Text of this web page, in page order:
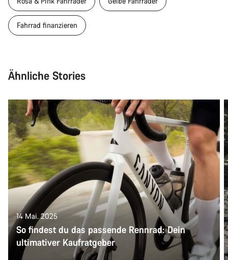
Fahrrad finanzieren
Ähnliche Stories
14 Mai. 2025
So findest du das passende Rennrad: Dein
ultimativer Kaufratgeber